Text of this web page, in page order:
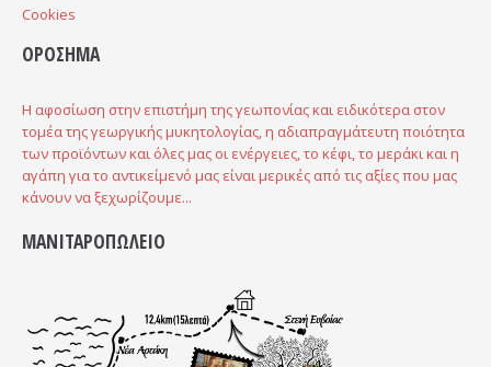
Cookies
ΟΡΟΣΗΜΑ
Η αφοσίωση στην επιστήμη της γεωπονίας και ειδικότερα στον
τομέα της γεωργικής μυκητολογίας, η αδιαπραγμάτευτη ποιότητα
των προϊόντων και όλες μας οι ενέργειες, το κέφι, το μεράκι και η
αγάπη για το αντικείμενό μας είναι μερικές από τις αξίες που μας
κάνουν να ξεχωρίζουμε...
ΜΑΝΙΤΑΡΟΠΩΛΕΙΟ